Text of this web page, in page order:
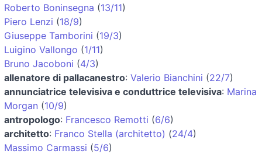
Roberto Boninsegna (13/11)
Piero Lenzi (18/9)
Giuseppe Tamborini (19/3)
Luigino Vallongo (1/11)
Bruno Jacoboni (4/3)
allenatore di pallacanestro: Valerio Bianchini (22/7)
annunciatrice televisiva e conduttrice televisiva: Marina
Morgan (10/9)
antropologo: Francesco Remotti (6/6)
architetto: Franco Stella (architetto) (24/4)
Massimo Carmassi (5/6)